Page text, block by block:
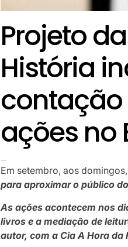
Projeto
História
contação
ações no
Em setembro, aos
para aproximar o público
As ações acontecem nos
livros e a mediação de
autor, com a Cia A Hora